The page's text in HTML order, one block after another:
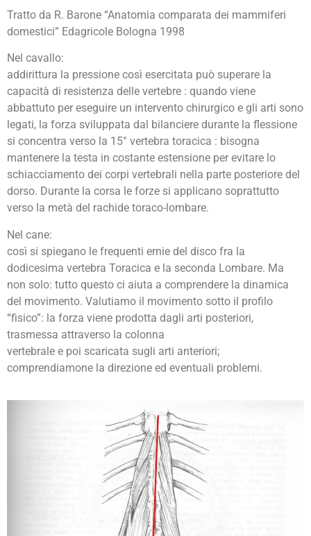
Tratto da R. Barone “Anatomia comparata dei mammiferi
domestici” Edagricole Bologna 1998
Nel cavallo:
addirittura la pressione così esercitata può superare la
capacità di resistenza delle vertebre : quando viene
abbattuto per eseguire un intervento chirurgico e gli arti sono
legati, la forza sviluppata dal bilanciere durante la flessione
si concentra verso la 15° vertebra toracica : bisogna
mantenere la testa in costante estensione per evitare lo
schiacciamento dei corpi vertebrali nella parte posteriore del
dorso. Durante la corsa le forze si applicano soprattutto
verso la metà del rachide toraco-lombare.
Nel cane:
così si spiegano le frequenti ernie del disco fra la
dodicesima vertebra Toracica e la seconda Lombare. Ma
non solo: tutto questo ci aiuta a comprendere la dinamica
del movimento. Valutiamo il movimento sotto il profilo
“fisico”: la forza viene prodotta dagli arti posteriori,
trasmessa attraverso la colonna
vertebrale e poi scaricata sugli arti anteriori;
comprendiamone la direzione ed eventuali problemi.